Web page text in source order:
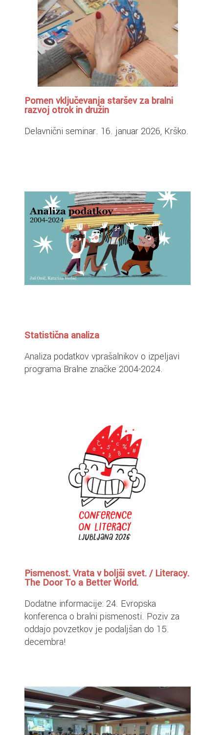
Pomen vključevanja staršev za bralni
razvoj otrok in družin
Delavnični seminar. 16. januar 2026, Krško.
Statistična analiza
Analiza podatkov vprašalnikov o izpeljavi
programa Bralne značke 2004-2024.
Pismenost. Vrata v boljši svet. / Literacy.
The Door To a Better World.
Dodatne informacije: 24. Evropska
konferenca o bralni pismenosti. Poziv za
oddajo povzetkov je podaljšan do 15.
decembra!